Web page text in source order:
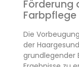
Förderung
Farbpflege
Die
der
grundlegender